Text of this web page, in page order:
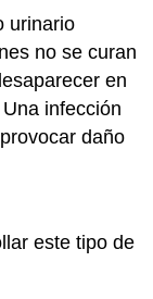
urinario
no se curan
en
infección
daño
este tipo de